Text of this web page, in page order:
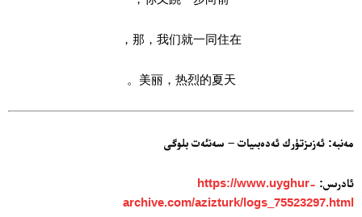
那，我们就一同住在，
美丽，热烈的夏天。
مەنبە: ئەزىزتۈرك ئەدەبىيات – سەنئەت بلوگى
ئادرىس: https://www.uyghur-
archive.com/azizturk/logs_75523297.html